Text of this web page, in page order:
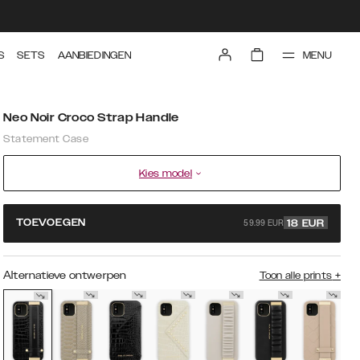
SETS AANBIEDINGEN MENU
Neo Noir Croco Strap Handle
Statement Case
Kies model
TOEVOEGEN 59.99 EUR 18 EUR
Alternatieve ontwerpen Toon alle prints +